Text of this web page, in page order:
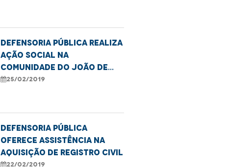
Defensoria Pública realiza
ação social na
comunidade do João de
Deus
25/02/2019
Defensoria Pública
oferece assistência na
aquisição de registro civil
22/02/2019